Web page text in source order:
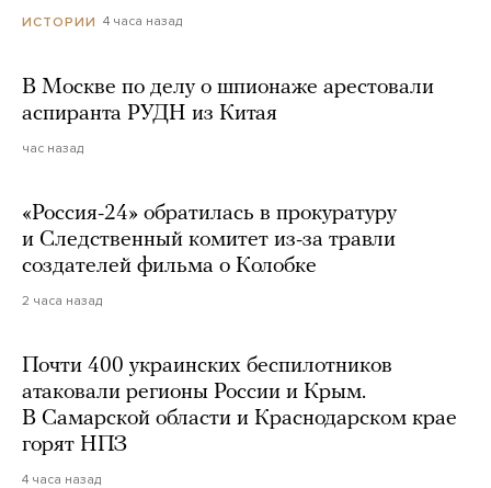
ИСТОРИИ 4 часа назад
В Москве по делу о шпионаже арестовали
аспиранта РУДН из Китая
час назад
«Россия-24» обратилась в прокуратуру
и Следственный комитет из-за травли
создателей фильма о Колобке
2 часа назад
Почти 400 украинских беспилотников
атаковали регионы России и Крым.
В Самарской области и Краснодарском крае
горят НПЗ
4 часа назад